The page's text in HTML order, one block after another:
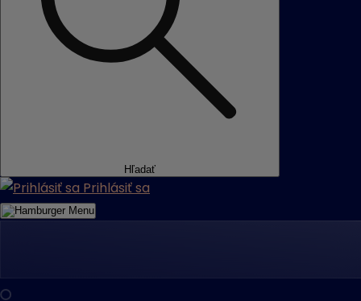
Hľadať
Prihlásiť sa
Menu